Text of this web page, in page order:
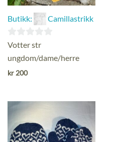
Butikk: Camillastrikk
0
ut
av
Votter str
ungdom/dame/herre
kr 200